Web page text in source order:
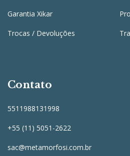
Garantia Xikar
Trocas / Devoluções
Contato
5511988131998
+55 (11) 5051-2622
sac@metamorfosi.com.br